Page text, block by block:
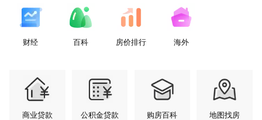
财经 百科 房价排行 海外
商业贷款 公积金贷款 购房百科 地图找房